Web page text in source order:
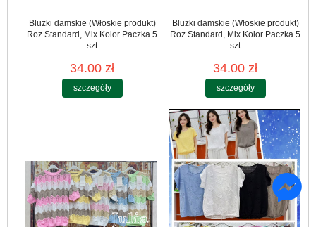
Bluzki damskie (Włoskie produkt)
Roz Standard, Mix Kolor Paczka 5
szt
34.00 zł
szczegóły
Bluzki damskie (Włoskie produkt)
Roz Standard, Mix Kolor Paczka 5
szt
34.00 zł
szczegóły